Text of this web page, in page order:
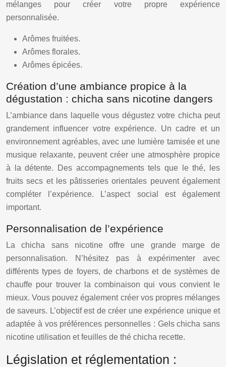
mélanges pour créer votre propre expérience
personnalisée.
Arômes fruitées.
Arômes florales.
Arômes épicées.
Création d’une ambiance propice à la
dégustation : chicha sans nicotine dangers
L’ambiance dans laquelle vous dégustez votre chicha peut
grandement influencer votre expérience. Un cadre et un
environnement agréables, avec une lumière tamisée et une
musique relaxante, peuvent créer une atmosphère propice
à la détente. Des accompagnements tels que le thé, les
fruits secs et les pâtisseries orientales peuvent également
compléter l’expérience. L’aspect social est également
important.
Personnalisation de l’expérience
La chicha sans nicotine offre une grande marge de
personnalisation. N’hésitez pas à expérimenter avec
différents types de foyers, de charbons et de systèmes de
chauffe pour trouver la combinaison qui vous convient le
mieux. Vous pouvez également créer vos propres mélanges
de saveurs. L’objectif est de créer une expérience unique et
adaptée à vos préférences personnelles : Gels chicha sans
nicotine utilisation et feuilles de thé chicha recette.
Législation et réglementation :